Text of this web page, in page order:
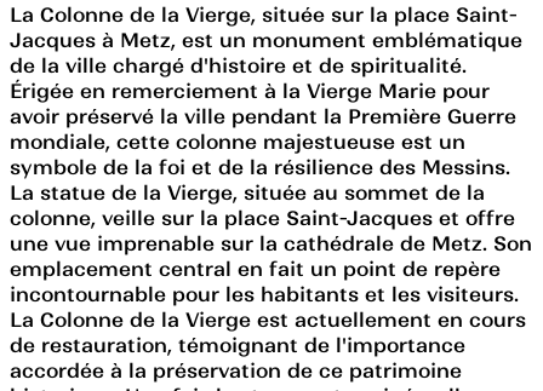
La Colonne de la Vierge, située sur la place Saint-
Jacques à Metz, est un monument emblématique
de la ville chargé d'histoire et de spiritualité.
Érigée en remerciement à la Vierge Marie pour
avoir préservé la ville pendant la Première Guerre
mondiale, cette colonne majestueuse est un
symbole de la foi et de la résilience des Messins.
La statue de la Vierge, située au sommet de la
colonne, veille sur la place Saint-Jacques et offre
une vue imprenable sur la cathédrale de Metz. Son
emplacement central en fait un point de repère
incontournable pour les habitants et les visiteurs.
La Colonne de la Vierge est actuellement en cours
de restauration, témoignant de l'importance
accordée à la préservation de ce patrimoine